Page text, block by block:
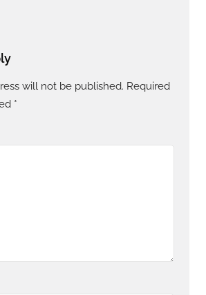
will not be published. Required
*